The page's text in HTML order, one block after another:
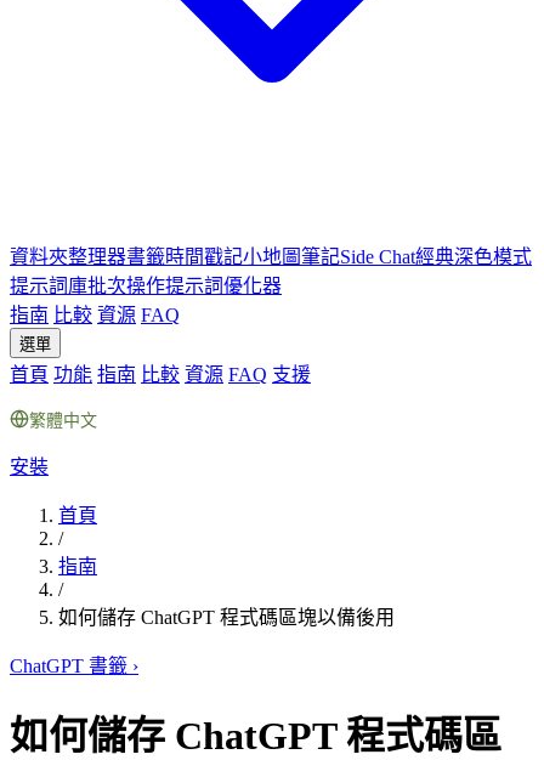
資料夾整理器書籤時間戳記小地圖筆記Side Chat經典深色模式
提示詞庫批次操作提示詞優化器
指南 比較 資源 FAQ
選單
首頁 功能 指南 比較 資源 FAQ 支援
繁體中文
安裝
首頁
/
指南
/
如何儲存 ChatGPT 程式碼區塊以備後用
ChatGPT 書籤 ›
如何儲存 ChatGPT 程式碼區